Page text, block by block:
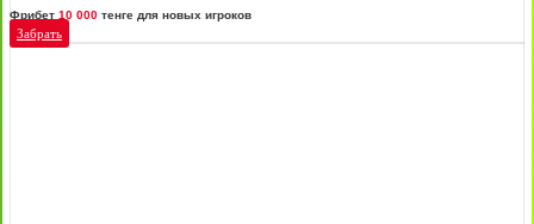
Фрибет 10 000 тенге для новых игроков
Забрать